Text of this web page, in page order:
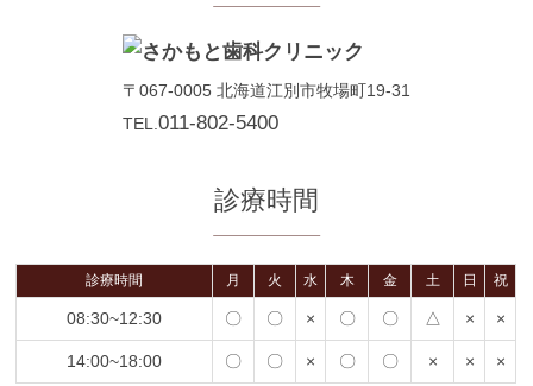
〒067-0005 北海道江別市牧場町19-31
TEL. 011-802-5400
診療時間
診療時間 月 火 水 木 金 土 日 祝
08:30~12:30 〇 〇 × 〇 〇 △ × ×
14:00~18:00 〇 〇 × 〇 〇 × × ×